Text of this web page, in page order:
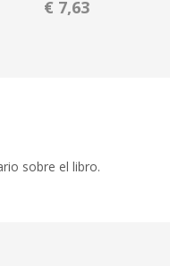
€ 7,63
sobre el libro.